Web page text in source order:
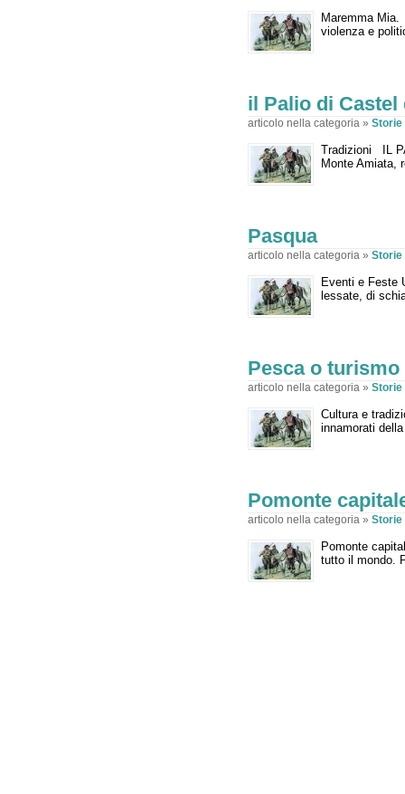
Maremma
violenza e
il Palio di Castel
articolo nella categoria » Storie
Tradizioni IL
Monte Amiata,
Pasqua
articolo nella categoria » Storie
Eventi e Feste
lessate, di
Pesca o turismo
articolo nella categoria » Storie
Cultura e
innamorati
Pomonte
articolo nella categoria » Storie
Pomonte
tutto il mondo.